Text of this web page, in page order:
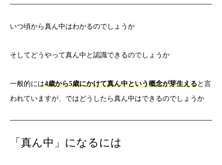
いつ頃から真ん中はわかるのでしょうか
そしてどうやって真ん中と認識できるのでしょうか
一般的には4歳から5歳にかけて真ん中という概念が芽生えると言
われていますが、ではどうしたら真ん中はできるのでしょうか
「真ん中」になるには